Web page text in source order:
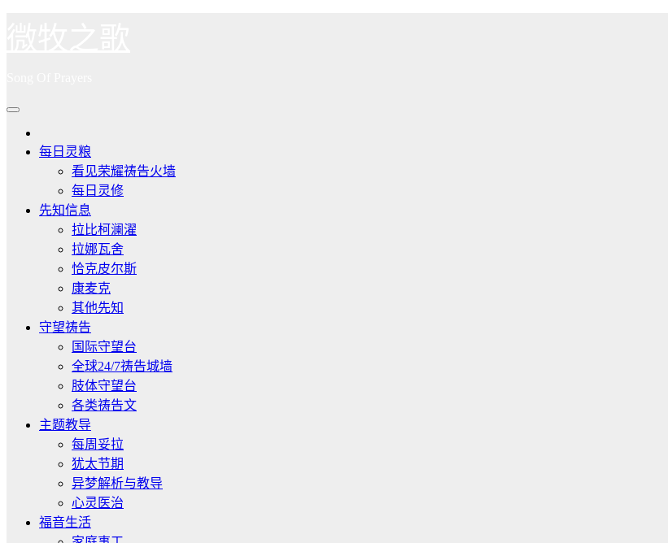
每日灵粮
看见荣耀祷告火墙
每日灵修
先知信息
拉比柯澜濯
拉娜瓦舍
恰克皮尔斯
康麦克
其他先知
守望祷告
国际守望台
全球24/7祷告城墙
肢体守望台
各类祷告文
主题教导
每周妥拉
犹太节期
异梦解析与教导
心灵医治
福音生活